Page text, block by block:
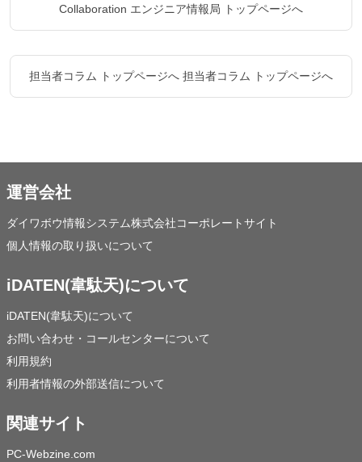
Collaboration エンジニア情報局 トップページへ
担当者コラム トップページへ 担当者コラム トップページへ
運営会社
ダイワボウ情報システム株式会社コーポレートサイト
個人情報の取り扱いについて
iDATEN(韋駄天)について
iDATEN(韋駄天)について
お問い合わせ・コールセンターについて
利用規約
利用者情報の外部送信について
関連サイト
PC-Webzine.com